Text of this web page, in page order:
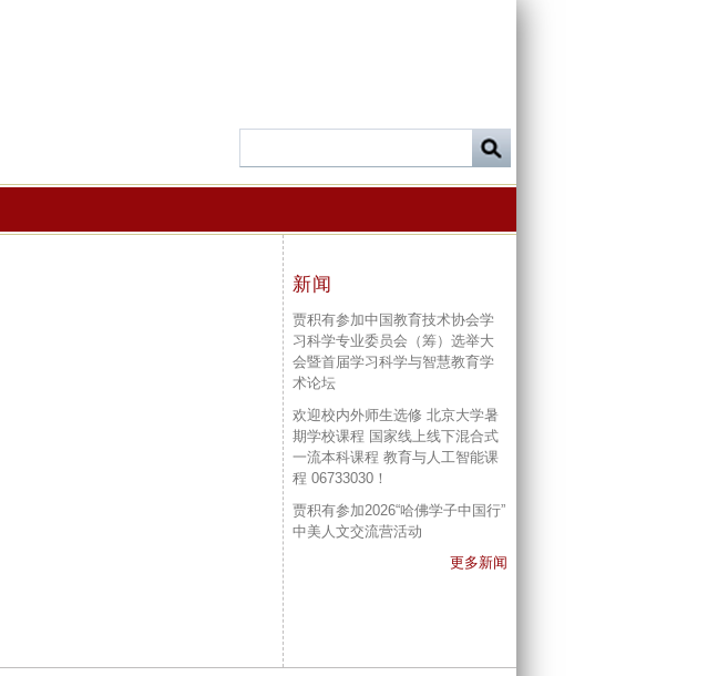
新闻
贾积有参加中国教育技术协会学
习科学专业委员会（筹）选举大
会暨首届学习科学与智慧教育学
术论坛
欢迎校内外师生选修 北京大学暑
期学校课程 国家线上线下混合式
一流本科课程 教育与人工智能课
程 06733030！
贾积有参加2026“哈佛学子中国行”
中美人文交流营活动
更多新闻